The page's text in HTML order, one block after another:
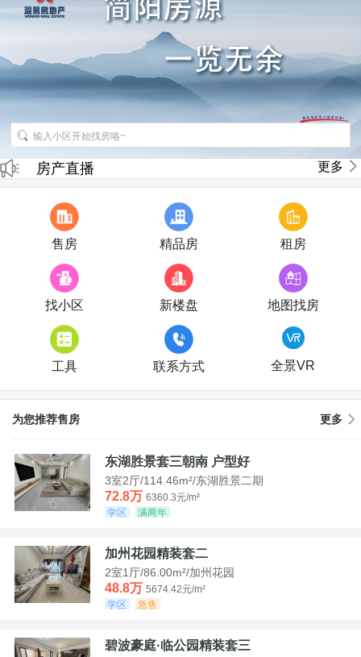
招聘房产销售经纪人
房产直播
更多
售房 精品房 租房
找小区 新楼盘 地图找房
工具 联系方式 全景VR
为您推荐售房 更多
东湖胜景套三朝南 户型好
3室2厅/114.46m²/东湖胜景二期
72.8万 6360.3元/m²
学区
满两年
加州花园精装套二
2室1厅/86.00m²/加州花园
48.8万 5674.42元/m²
学区
急售
碧波豪庭·临公园精装套三